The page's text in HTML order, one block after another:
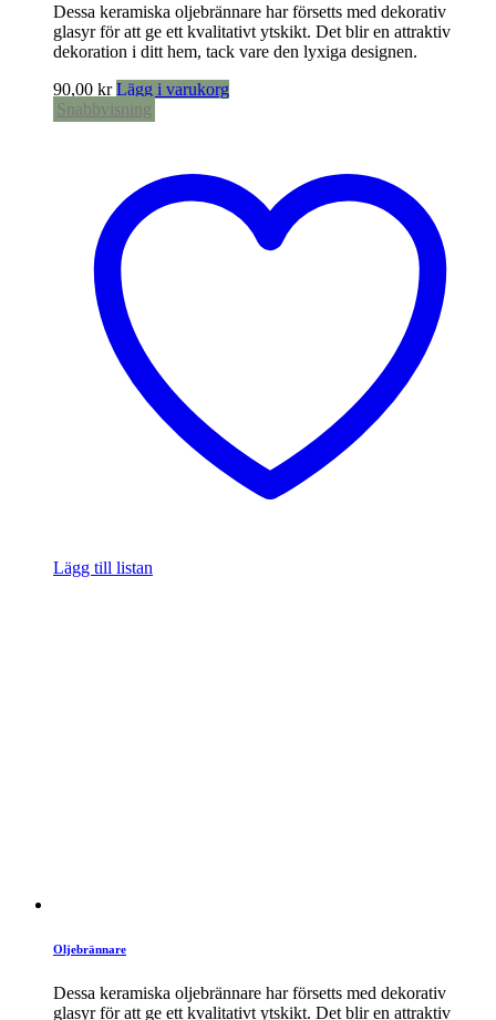
Dessa keramiska oljebrännare har försetts med dekorativ
glasyr för att ge ett kvalitativt ytskikt. Det blir en attraktiv
dekoration i ditt hem, tack vare den lyxiga designen.
90,00 kr Lägg i varukorg
Snabbvisning
Lägg till listan
Oljebrännare
Dessa keramiska oljebrännare har försetts med dekorativ
glasyr för att ge ett kvalitativt ytskikt. Det blir en attraktiv